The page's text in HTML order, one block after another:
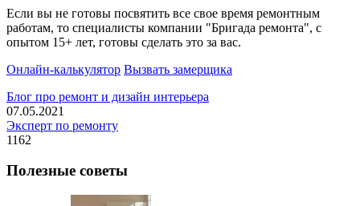
Если вы не готовы посвятить все свое время ремонтным
работам, то специалисты компании "Бригада ремонта", с
опытом 15+ лет, готовы сделать это за вас.
Онлайн-калькулятор Вызвать замерщика
Блог про ремонт и дизайн интерьера
07.05.2021
Эксперт по ремонту
1162
Полезные советы